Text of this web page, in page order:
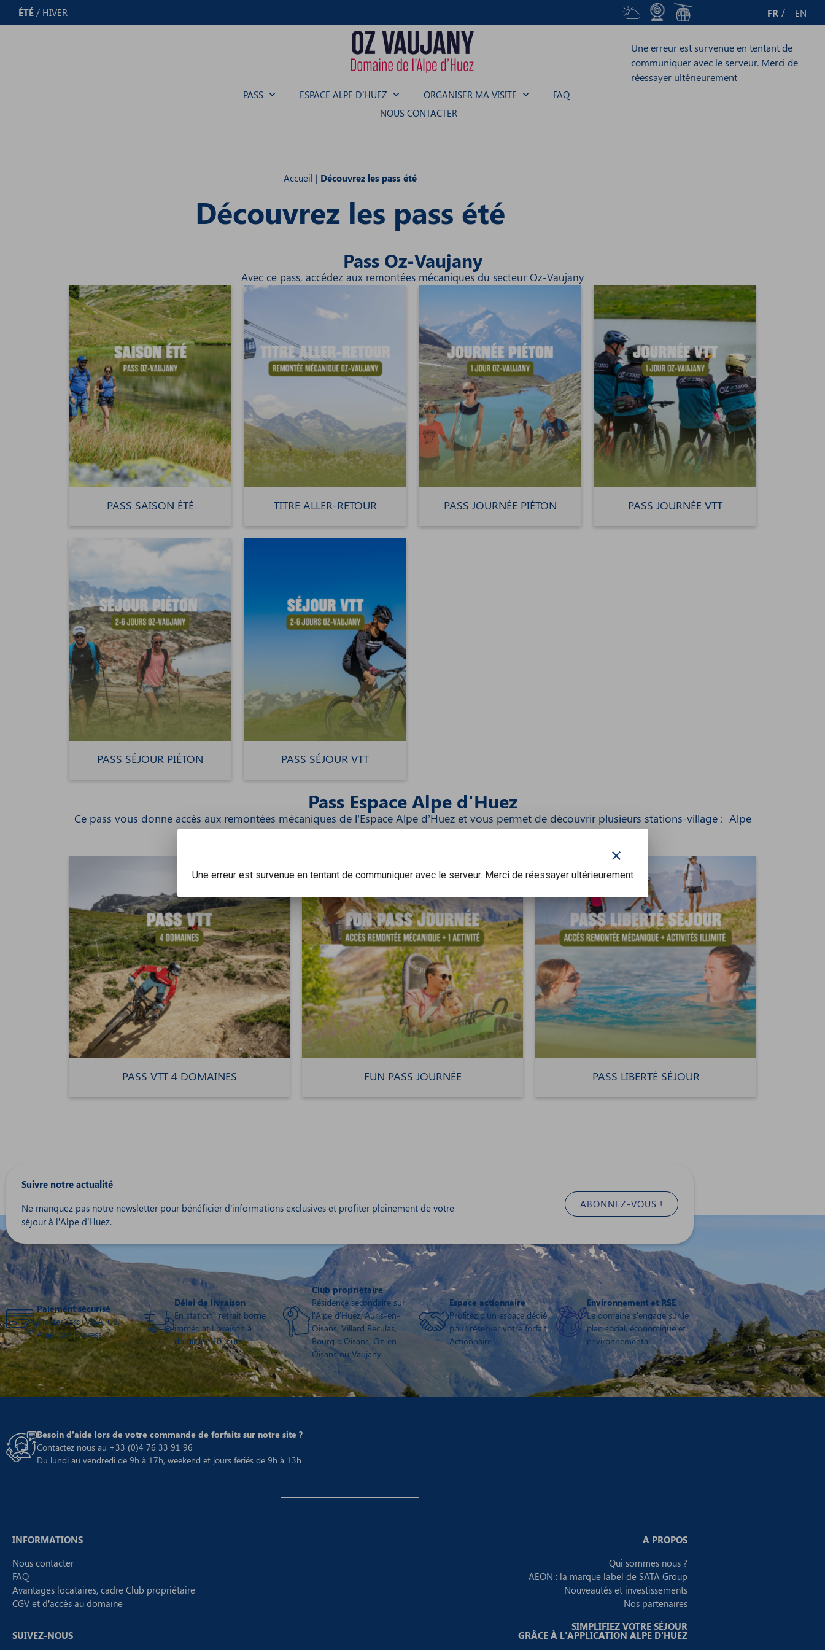
ÉTÉ / HIVER FR EN
PASS ESPACE ALPE D’HUEZ ORGANISER MA VISITE
FAQ
NOUS CONTACTER
Une erreur est survenue en tentant de
communiquer avec le serveur. Merci de
réessayer ultérieurement
Accueil | Découvrez les pass été
Découvrez les pass été
Pass Oz-Vaujany
Avec ce pass, accédez aux remontées mécaniques du secteur Oz-Vaujany
PASS SAISON ÉTÉ TITRE ALLER-RETOUR PASS JOURNÉE PIÉTON PASS JOURNÉE VTT
PASS SÉJOUR PIÉTON PASS SÉJOUR VTT
Pass Espace Alpe d'Huez
Ce pass vous donne accès aux remontées mécaniques de l’Espace Alpe d’Huez et vous permet de découvrir plusieurs stations-village : Alpe
PASS VTT 4 DOMAINES FUN PASS JOURNÉE PASS LIBERTÉ SÉJOUR
Suivre notre actualité
Ne manquez pas notre newsletter pour bénéficier d’informations exclusives et profiter pleinement de votre
séjour à l’Alpe d’Huez.
ABONNEZ-VOUS !
Paiement sécurisé
MasterCard, VISA, CB,
American Express
Délai de livraison
En station : retrait borne
immédiat Livraison à
domicile : 10 jours
Club propriétaire
Résidence secondaire sur
l'Alpe d'Huez, Auris-en-
Oisans, Villard Reculas,
Bourg d'Oisans, Oz-en-
Oisans ou Vaujany
Espace actionnaire
Profitez d'un espace dédié
pour réserver votre forfait
Actionnaire.
Environnement et RSE
Le domaine s'engage sur le
plan social, économique et
environnemental
Besoin d’aide lors de votre commande de forfaits sur notre site ?
Contactez nous au +33 (0)4 76 33 91 96
Du lundi au vendredi de 9h à 17h, weekend et jours fériés de 9h à 13h
INFORMATIONS
Nous contacter
FAQ
Avantages locataires, cadre Club propriétaire
CGV et d’accès au domaine
SUIVEZ-NOUS
A PROPOS
Qui sommes nous ?
AEON : la marque label de SATA Group
Nouveautés et investissements
Nos partenaires
SIMPLIFIEZ VOTRE SÉJOUR
GRÂCE À L'APPLICATION ALPE D'HUEZ
clear
Une erreur est survenue en tentant de communiquer avec le serveur. Merci de réessayer ultérieurement
Panneau de gestion des cookies